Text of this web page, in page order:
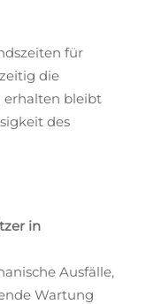
für
die
erhalten bleibt
des
in
Ausfälle,
Wartung